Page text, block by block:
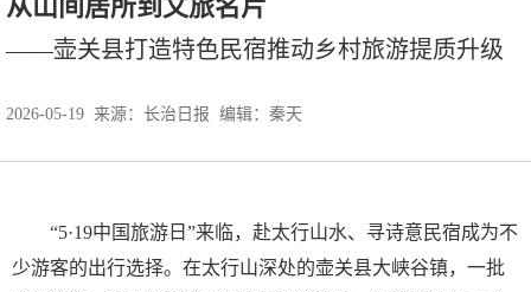
从山间居所到文旅名片
——壶关县打造特色民宿推动乡村旅游提质升级
2026-05-19 来源： 长治日报 编辑：秦天
“5·19中国旅游日”来临，赴太行山水、寻诗意民宿成为不
少游客的出行选择。在太行山深处的壶关县大峡谷镇，一批